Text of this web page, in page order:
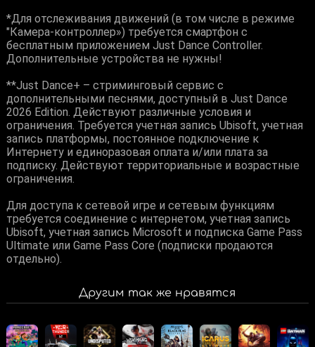
*Для отслеживания движений (в том числе в режиме
"Камера-контроллер») требуется смартфон с
бесплатным приложением Just Dance Controller.
Дополнительные устройства не нужны!
**Just Dance+ – стриминговый сервис с
дополнительными песнями, доступный в Just Dance
2026 Edition. Действуют различные условия и
ограничения. Требуется учетная запись Ubisoft, учетная
запись платформы, постоянное подключение к
Интернету и единоразовая оплата и/или плата за
подписку. Действуют территориальные и возрастные
ограничения.
Для доступа к сетевой игре и сетевым функциям
требуется соединение с интернетом, учетная запись
Ubisoft, учетная запись Microsoft и подписка Game Pass
Ultimate или Game Pass Core (подписки продаются
отдельно).
Другим так же нравятся